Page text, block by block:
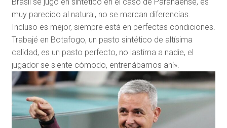
muy parecido al natural, no se marcan diferencias.
Incluso es mejor, siempre está en perfectas condiciones.
Trabajé en Botafogo, un pasto sintético de altísima
calidad, es un pasto perfecto, no lastima a nadie, el
jugador se siente cómodo, entrenábamos ahí».